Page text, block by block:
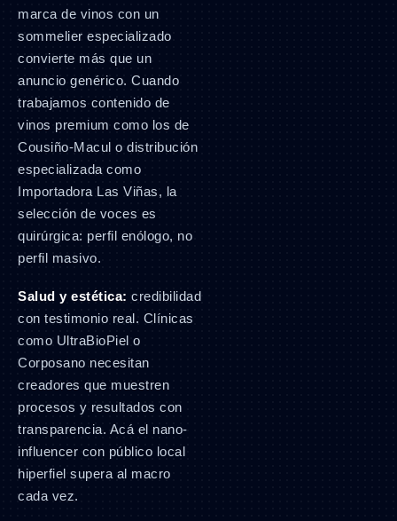
marca de vinos con un
sommelier especializado
convierte más que un
anuncio genérico. Cuando
trabajamos contenido de
vinos premium como los de
Cousiño-Macul o distribución
especializada como
Importadora Las Viñas, la
selección de voces es
quirúrgica: perfil enólogo, no
perfil masivo.
Salud y estética: credibilidad
con testimonio real. Clínicas
como UltraBioPiel o
Corposano necesitan
creadores que muestren
procesos y resultados con
transparencia. Acá el nano-
influencer con público local
hiperfiel supera al macro
cada vez.